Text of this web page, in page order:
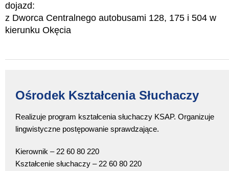
dojazd:
z Dworca Centralnego autobusami 128, 175 i 504 w
kierunku Okęcia
Ośrodek Kształcenia Słuchaczy
Realizuje program kształcenia słuchaczy KSAP. Organizuje
lingwistyczne postępowanie sprawdzające.
Kierownik – 22 60 80 220
Kształcenie słuchaczy – 22 60 80 220